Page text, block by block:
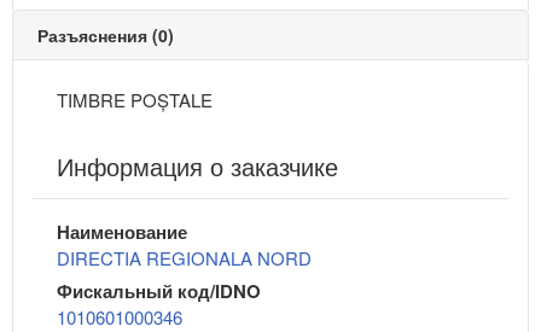
Разъяснения (0)
TIMBRE POȘTALE
Информация о заказчике
Наименование
DIRECTIA REGIONALA NORD
Фискальный код/IDNO
1010601000346